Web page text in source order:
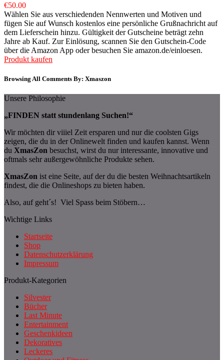
€50.00
Wählen Sie aus verschiedenden Nennwerten und Motiven und
fügen Sie auf Wunsch kostenlos eine persönliche Grußnachricht auf
dem Lieferschein hinzu. Gültigkeit der Gutscheine beträgt zehn
Jahre ab Kauf. Zur Einlösung, scannen Sie den Gutschein-Code
über die Amazon App oder besuchen Sie amazon.de/einloesen.
Produkt kaufen
Browsing All Comments By: Xmaszon
Unsere Philosophie
„FINDEN statt stundenlang Suchen!“
Wir möchten dir viiiel Zeit ersparen und nur die coolsten Gigs
zeigen, die du in der Onlinewelt finden und kaufen kannst. Wenn
du XmasZon besuchst, wirst du nur interessante, innovative und
oftmals sehr außergewöhnliche Produkte sehen.
XmasZon ist eine Seite, auf der du die besten Weihnachtsartikeln
findest, die die Onlineshops zu bieten haben.
Also, auf geht´s! Viel Spass beim Stöbern…
Wichtige Links
Startseite
Shop
Datenschutzerklärung
Impressum
Produkt-Kategorien
Silvester
Bücher
Last Minute
Entertainment
Geschenkideen
Dekoratives
Leckeres